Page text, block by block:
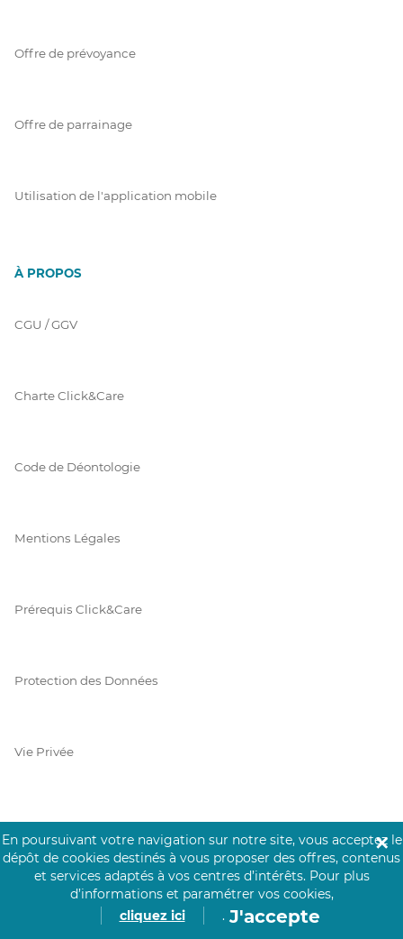
Offre de prévoyance
Offre de parrainage
Utilisation de l'application mobile
À PROPOS
CGU / GGV
Charte Click&Care
Code de Déontologie
Mentions Légales
Prérequis Click&Care
Protection des Données
Vie Privée
PAIEMENT SÉCURISÉ
La collecte de vos informations de carte bancaire est cryptée
et assurée par Mangopay, société dûment agréée auprès de la
Banque de France.
En poursuivant votre navigation sur notre site, vous acceptez le
dépôt de cookies destinés à vous proposer des offres, contenus
et services adaptés à vos centres d’intérêts. Pour plus
d’informations et paramétrer vos cookies,
cliquez ici
. J'accepte
✕